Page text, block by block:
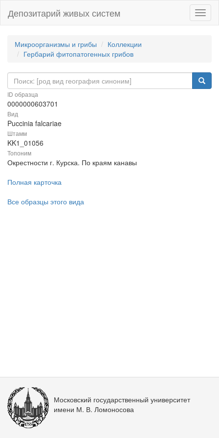
Депозитарий живых систем
Микроорганизмы и грибы
Коллекции
Гербарий фитопатогенных грибов
ID образца
0000000603701
Вид
Puccinia falcariae
Штамм
KK1_01056
Топоним
Окрестности г. Курска. По краям канавы
Полная карточка
Все образцы этого вида
Московский государственный университет
имени М. В. Ломоносова